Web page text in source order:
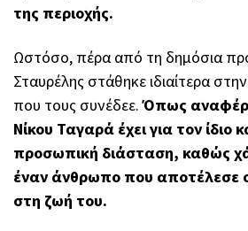
της περιοχής.
Ωστόσο, πέρα από τη δημόσια
Σταυρέλης στάθηκε ιδιαίτερα
που τους συνέδεε.Όπως
Νίκου Ταγαρά έχει για τον ίδιο
προσωπική διάσταση, καθώς
έναν άνθρωπο που αποτέλεσε
στη ζωή του.